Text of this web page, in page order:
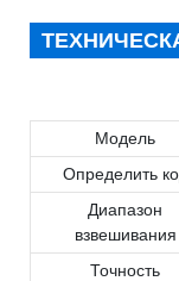
Модель
Определить
Диапазон
взвешивания
Точность